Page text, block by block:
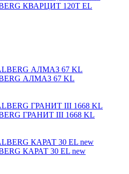
КВАРЦИТ 120Т EL
АЛМАЗ 67 KL
ГРАНИТ III 1668 KL
КАРАТ 30 EL new